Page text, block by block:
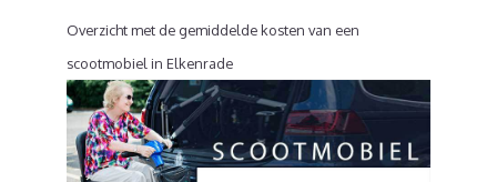
Overzicht met de gemiddelde kosten van een
scootmobiel in Elkenrade